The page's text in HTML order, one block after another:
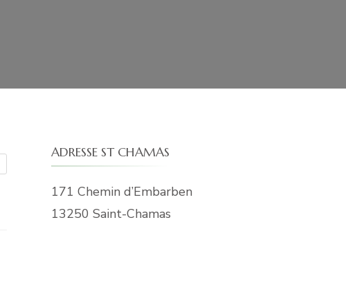
ADRESSE ST CHAMAS
171 Chemin d’Embarben
13250 Saint-Chamas